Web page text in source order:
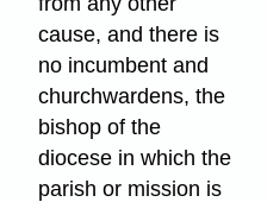
cause, and there is
no incumbent and
churchwardens, the
bishop of the
diocese in which the
parish or mission is